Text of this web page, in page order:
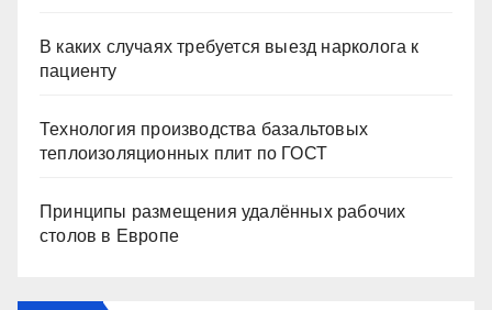
В каких случаях требуется выезд нарколога к
пациенту
Технология производства базальтовых
теплоизоляционных плит по ГОСТ
Принципы размещения удалённых рабочих
столов в Европе